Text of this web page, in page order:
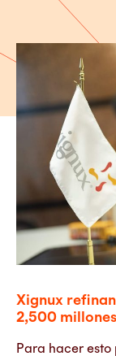
Xignux
2,500
Para hacer esto